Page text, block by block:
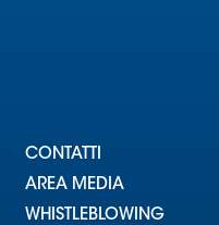
CONTATTI
AREA MEDIA
WHISTLEBLOWING